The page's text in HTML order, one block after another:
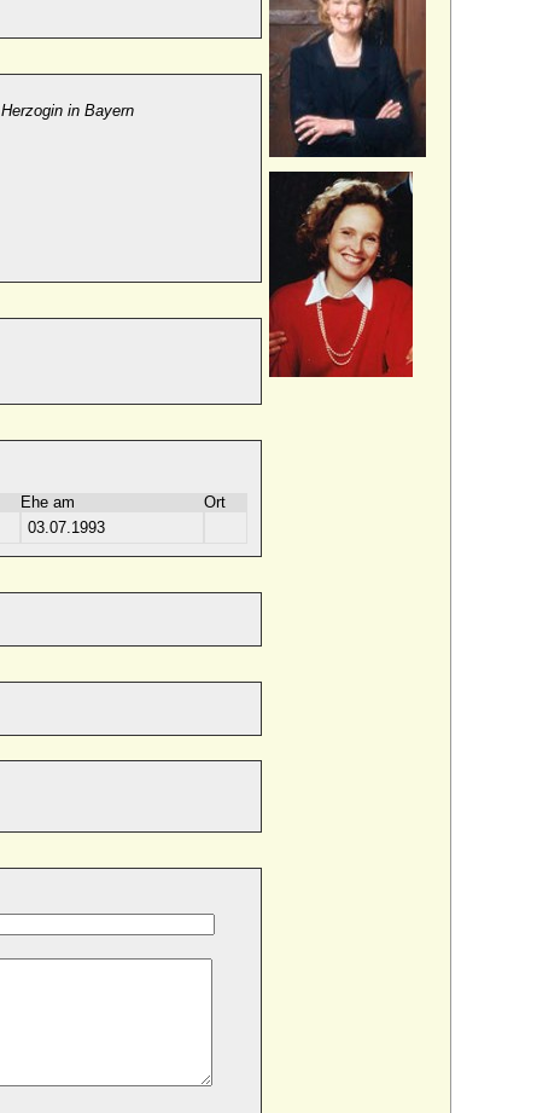
Herzogin in Bayern
Ehe am
Ort
03.07.1993